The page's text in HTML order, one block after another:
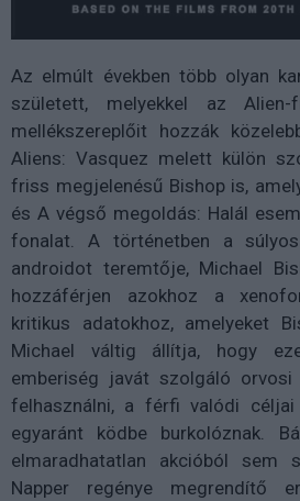
Az elmúlt években több olyan
született, melyekkel az
mellékszereplőit hozzák
Aliens: Vasquez melett külön
friss megjelenésű Bishop is,
és A végső megoldás: Halál
fonalat. A történetben a
androidot teremtője, Michael
hozzáférjen azokhoz a
kritikus adatokhoz, amelyeket
Michael váltig állítja, hogy
emberiség javát szolgáló orvosi
felhasználni, a férfi valódi
egyaránt ködbe burkolóznak.
elmaradhatatlan akcióból sem
Napper regénye megrendítő